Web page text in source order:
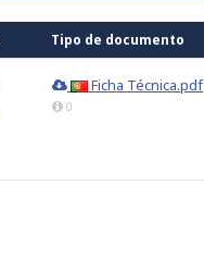
Tipo de documento
Ficha Técnica.pdf
0